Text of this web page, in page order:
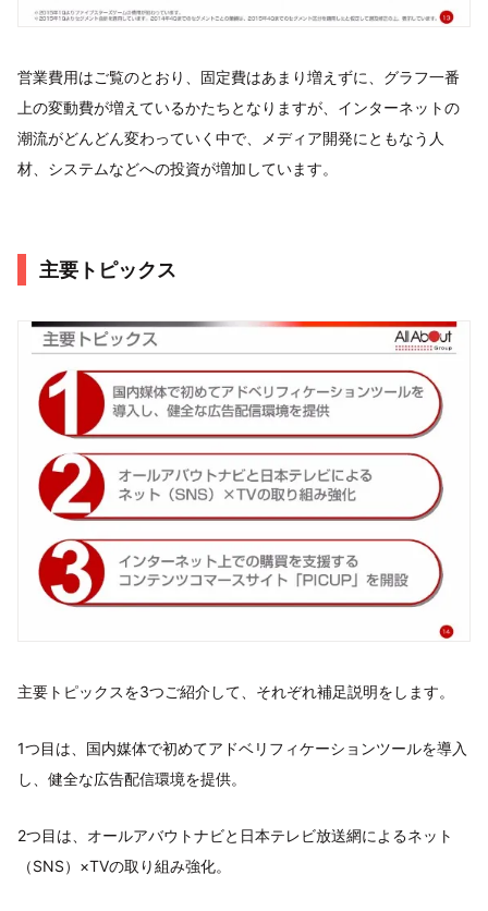
営業費用はご覧のとおり、固定費はあまり増えずに、グラフ一番
上の変動費が増えているかたちとなりますが、インターネットの
潮流がどんどん変わっていく中で、メディア開発にともなう人
材、システムなどへの投資が増加しています。
主要トピックス
主要トピックスを3つご紹介して、それぞれ補足説明をします。
1つ目は、国内媒体で初めてアドベリフィケーションツールを導入
し、健全な広告配信環境を提供。
2つ目は、オールアバウトナビと日本テレビ放送網によるネット
（SNS）×TVの取り組み強化。